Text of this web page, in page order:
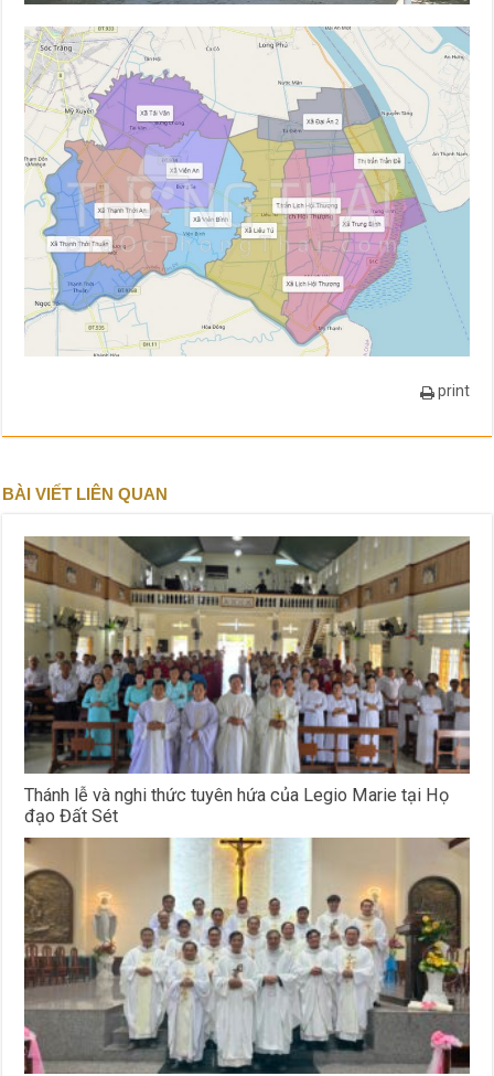
print
BÀI VIẾT LIÊN QUAN
Thánh lễ và nghi thức tuyên hứa của Legio Marie tại Họ
đạo Đất Sét